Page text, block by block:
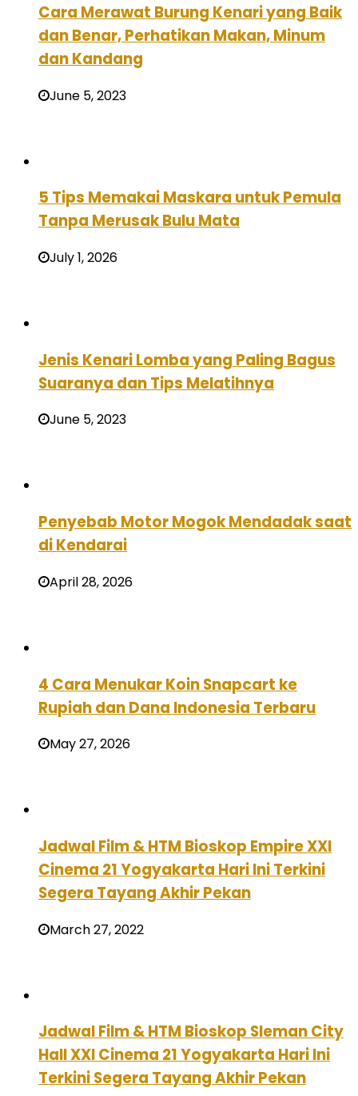
Cara Merawat Burung Kenari yang Baik
dan Benar, Perhatikan Makan, Minum
dan Kandang
June 5, 2023
5 Tips Memakai Maskara untuk Pemula
Tanpa Merusak Bulu Mata
July 1, 2026
Jenis Kenari Lomba yang Paling Bagus
Suaranya dan Tips Melatihnya
June 5, 2023
Penyebab Motor Mogok Mendadak saat
di Kendarai
April 28, 2026
4 Cara Menukar Koin Snapcart ke
Rupiah dan Dana Indonesia Terbaru
May 27, 2026
Jadwal Film & HTM Bioskop Empire XXI
Cinema 21 Yogyakarta Hari Ini Terkini
Segera Tayang Akhir Pekan
March 27, 2022
Jadwal Film & HTM Bioskop Sleman City
Hall XXI Cinema 21 Yogyakarta Hari Ini
Terkini Segera Tayang Akhir Pekan